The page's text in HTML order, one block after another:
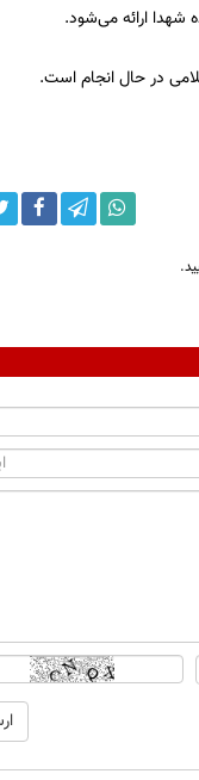
شهدا ارائه می‌شود.
در حال انجام است.